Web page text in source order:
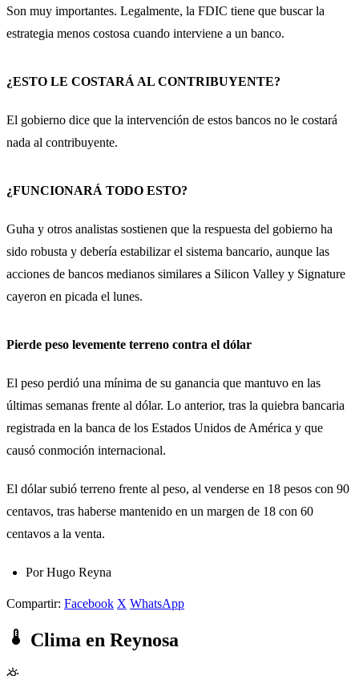
Son muy importantes. Legalmente, la FDIC tiene que buscar la
estrategia menos costosa cuando interviene a un banco.
¿ESTO LE COSTARÁ AL CONTRIBUYENTE?
El gobierno dice que la intervención de estos bancos no le costará
nada al contribuyente.
¿FUNCIONARÁ TODO ESTO?
Guha y otros analistas sostienen que la respuesta del gobierno ha
sido robusta y debería estabilizar el sistema bancario, aunque las
acciones de bancos medianos similares a Silicon Valley y Signature
cayeron en picada el lunes.
Pierde peso levemente terreno contra el dólar
El peso perdió una mínima de su ganancia que mantuvo en las
últimas semanas frente al dólar. Lo anterior, tras la quiebra bancaria
registrada en la banca de los Estados Unidos de América y que
causó conmoción internacional.
El dólar subió terreno frente al peso, al venderse en 18 pesos con 90
centavos, tras haberse mantenido en un margen de 18 con 60
centavos a la venta.
Por Hugo Reyna
Compartir: Facebook X WhatsApp
Clima en Reynosa